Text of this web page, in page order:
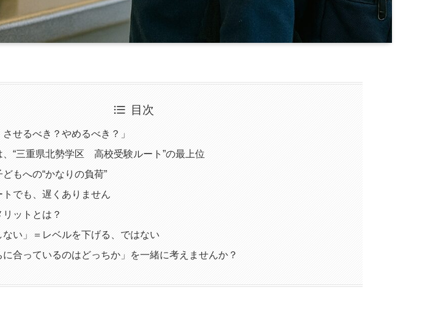
目次
させるべき？やめるべき？」
、“三重県北勢学区 高校受験ルート”の最上位
もへの“かなりの負荷”
トでも、遅くありません
ットとは？
ない」＝レベルを下げる、ではない
に合っているのはどっちか」を一緒に考えませんか？